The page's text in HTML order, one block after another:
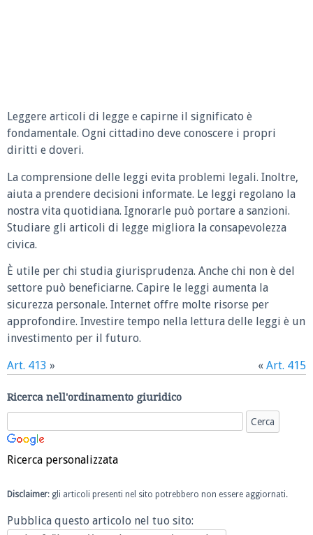
Leggere articoli di legge e capirne il significato è
fondamentale. Ogni cittadino deve conoscere i propri
diritti e doveri.
La comprensione delle leggi evita problemi legali. Inoltre,
aiuta a prendere decisioni informate. Le leggi regolano la
nostra vita quotidiana. Ignorarle può portare a sanzioni.
Studiare gli articoli di legge migliora la consapevolezza
civica.
È utile per chi studia giurisprudenza. Anche chi non è del
settore può beneficiarne. Capire le leggi aumenta la
sicurezza personale. Internet offre molte risorse per
approfondire. Investire tempo nella lettura delle leggi è un
investimento per il futuro.
Art. 413 » « Art. 415
Ricerca nell'ordinamento giuridico
Ricerca personalizzata
Disclaimer: gli articoli presenti nel sito potrebbero non essere aggiornati.
Pubblica questo articolo nel tuo sito: